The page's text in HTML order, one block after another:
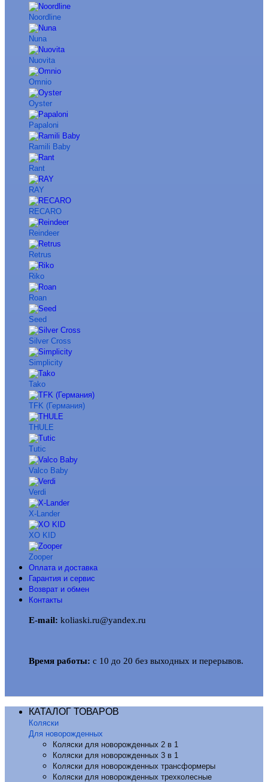
Noordline
Nuna
Nuovita
Omnio
Oyster
Papaloni
Ramili Baby
Rant
RAY
RECARO
Reindeer
Retrus
Riko
Roan
Seed
Silver Cross
Simplicity
Tako
TFK (Германия)
THULE
Tutic
Valco Baby
Verdi
X-Lander
XO KID
Zooper
Оплата и доставка
Гарантия и сервис
Возврат и обмен
Контакты
E-mail: koliaski.ru@yandex.ru
Время работы: с 10 до 20 без выходных и перерывов.
КАТАЛОГ ТОВАРОВ
Коляски
Для новорожденных
Коляски для новорожденных 2 в 1
Коляски для новорожденных 3 в 1
Коляски для новорожденных трансформеры
Коляски для новорожденных трехколесные